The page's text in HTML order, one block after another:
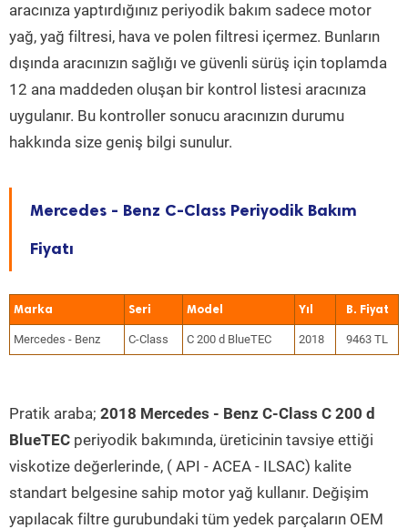
aracınıza yaptırdığınız periyodik bakım sadece motor
yağ, yağ filtresi, hava ve polen filtresi içermez. Bunların
dışında aracınızın sağlığı ve güvenli sürüş için toplamda
12 ana maddeden oluşan bir kontrol listesi aracınıza
uygulanır. Bu kontroller sonucu aracınızın durumu
hakkında size geniş bilgi sunulur.
Mercedes - Benz C-Class Periyodik Bakım
Fiyatı
Marka Seri Model Yıl
Mercedes - Benz C-Class C 200 d BlueTEC 2018 9463 TL
Pratik araba; 2018 Mercedes - Benz C-Class C 200 d
BlueTEC periyodik bakımında, üreticinin tavsiye ettiği
viskotize değerlerinde, ( API - ACEA - ILSAC) kalite
standart belgesine sahip motor yağ kullanır. Değişim
yapılacak filtre gurubundaki tüm yedek parçaların OEM